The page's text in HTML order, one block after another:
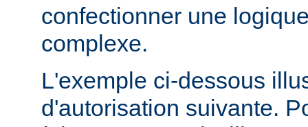
confectionner une
complexe.
L'exemple ci-dessous
d'autorisation suivante.